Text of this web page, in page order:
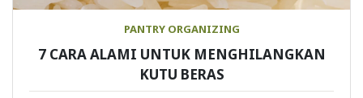
PANTRY ORGANIZING
7 CARA ALAMI UNTUK MENGHILANGKAN
KUTU BERAS